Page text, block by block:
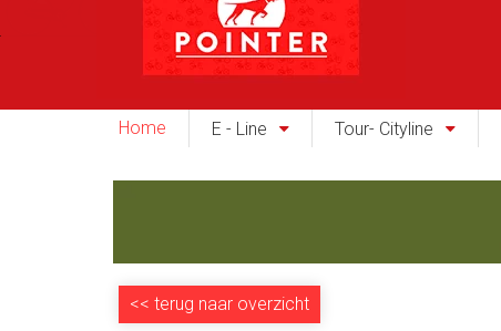
Home E - Line Tour- Cityline
<< terug naar overzicht